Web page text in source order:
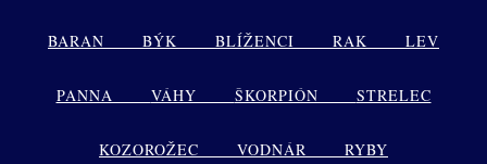
BARAN BÝK BLÍŽENCI RAK LEV
PANNA VÁHY ŠKORPIÓN STRELEC
KOZOROŽEC VODNÁR RYBY